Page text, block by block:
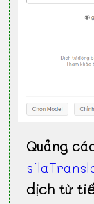
Quảng
dịch từ